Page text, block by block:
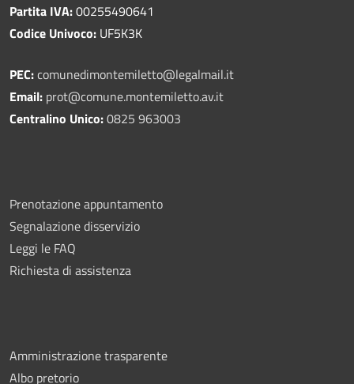
Partita IVA:00255490641
Codice Univoco: UF5K3K
PEC:comunedimontemiletto@legalmail.it
Email: prot@comune.montemiletto.av.it
Centralino Unico:0825 963003
Prenotazione appuntamento
Segnalazione disservizio
Leggi le FAQ
Richiesta di assistenza
Amministrazione trasparente
Albo pretorio